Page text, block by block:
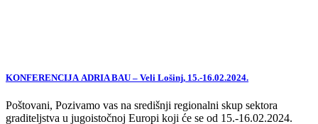
KONFERENCIJA ADRIA BAU – Veli Lošinj, 15.-16.02.2024.
Poštovani, Pozivamo vas na središnji regionalni skup sektora
graditeljstva u jugoistočnoj Europi koji će se od 15.-16.02.2024.